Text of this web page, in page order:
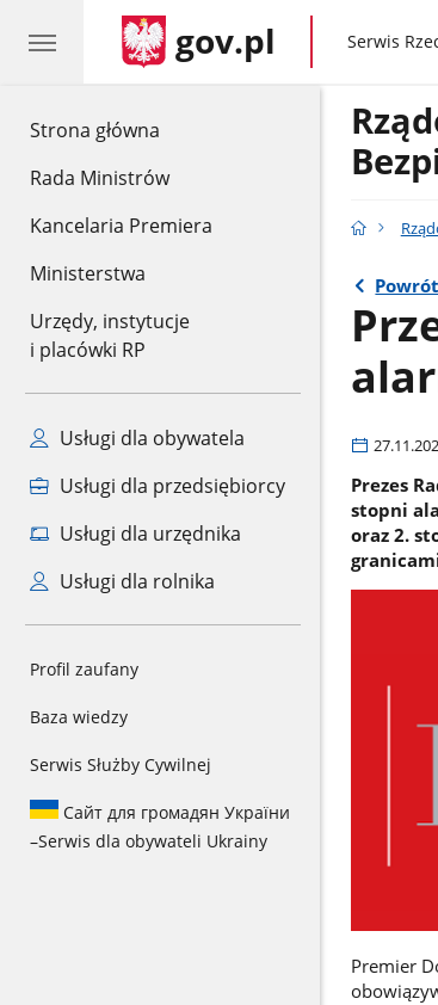
Strona główna
Rada Ministrów
Kancelaria Premiera
Ministerstwa
Urzędy, instytucje
i placówki RP
Usługi dla obywatela
Usługi dla przedsiębiorcy
Usługi dla urzędnika
Usługi dla rolnika
Profil zaufany
Baza wiedzy
Serwis Służby Cywilnej
Сайт для громадян України
–Serwis dla obywateli Ukrainy
gov.pl gov.pl
Serwis
Powrót
Prezes
stopni
oraz 2.
Premier